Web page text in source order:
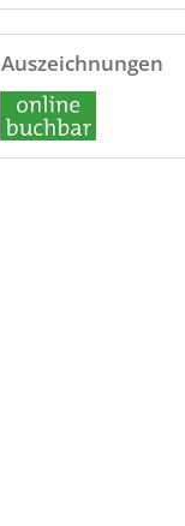
Auszeichnungen